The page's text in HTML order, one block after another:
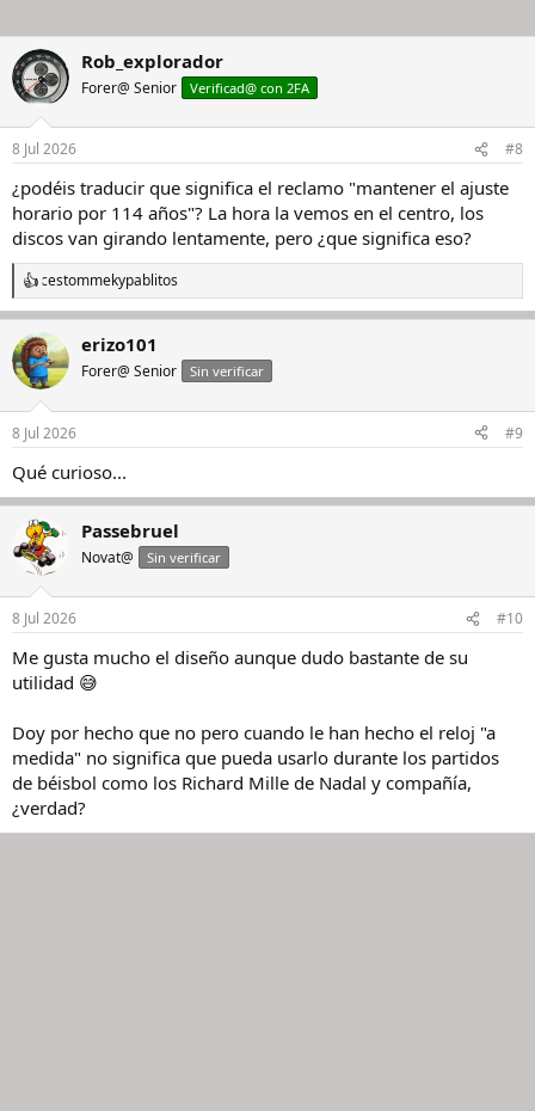
Rob_explorador
Forer@ Senior Verificad@ con 2FA
8 Jul 2026 #8
¿podéis traducir que significa el reclamo "mantener el ajuste
horario por 114 años"? La hora la vemos en el centro, los
discos van girando lentamente, pero ¿que significa eso?
R
e
c
c
i
e
:
cestommekypablitos
erizo101
Forer@ Senior Sin verificar
8 Jul 2026 #9
Qué curioso...
Passebruel
Novat@ Sin verificar
8 Jul 2026 #10
Me gusta mucho el diseño aunque dudo bastante de su
utilidad 😅
Doy por hecho que no pero cuando le han hecho el reloj "a
medida" no significa que pueda usarlo durante los partidos
de béisbol como los Richard Mille de Nadal y compañía,
¿verdad?